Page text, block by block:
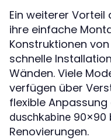
Ein weiterer Vorteil
ihre einfache
Konstruktionen
schnelle
Wänden. Viele
verfügen über
flexible
duschkabine 90x90
Renovierungen.